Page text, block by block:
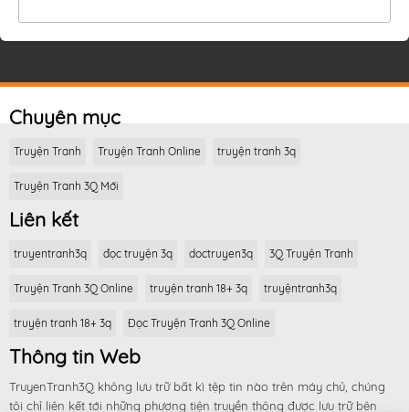
Chuyên mục
Truyện Tranh Truyện Tranh Online truyện tranh 3q
Truyện Tranh 3Q Mới
Liên kết
truyentranh3q đọc truyện 3q doctruyen3q 3Q Truyện Tranh
Truyện Tranh 3Q Online truyện tranh 18+ 3q truyệntranh3q
truyện tranh 18+ 3q Đọc Truyện Tranh 3Q Online
Thông tin Web
TruyenTranh3Q không lưu trữ bất kì tệp tin nào trên máy chủ, chúng
tôi chỉ liên kết tới những phương tiện truyền thông được lưu trữ bên